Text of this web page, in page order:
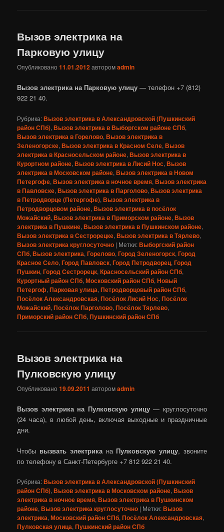
Вызов электрика на
Парковую улицу
Опубликовано11.01.2012авторомadmin
Вызов электрика на Парковую улицу — телефон +7 (812)
922 21 40.
Рубрика:Вызов электрика в Александровской (Пушкинский
район СПб),Вызов электрика в Выборгском районе СПб,
Вызов электрика в Горелово,Вызов электрика в
Зеленогорске,Вызов электрика в Красном Селе,Вызов
электрика в Красносельском районе,Вызов электрика в
Курортном районе,Вызов электрика в Лисий Нос,Вызов
электрика в Московском районе,Вызов электрика в Новом
Петергофе,Вызов электрика в ночное время,Вызов электрика
в Павловске,Вызов электрика в Парголово,Вызов электрика
в Петродворце (Петергофе),Вызов электрика в
Петродворцовом районе,Вызов электрика в посёлок
Можайский,Вызов электрика в Приморском районе,Вызов
электрика в Пушкине,Вызов электрика в Пушкинском районе,
Вызов электрика в Сестрорецке,Вызов электрика в Тярлево,
Вызов электрика круглосуточно | Метки:Выборгский район
СПб,Вызов электрика,Горелово,Город Зеленогорск,Город
Красное Село,Город Павловск,Город Петродворец,Город
Пушкин,Город Сестрорецк,Красносельский район СПб,
Курортный район СПб,Московский район СПб,Новый
Петергоф,Парковая улица,Петродворцовый район СПб,
Посёлок Александровская,Посёлок Лисий Нос,Посёлок
Можайский,Посёлок Парголово,Посёлок Тярлево,
Приморский район СПб,Пушкинский район СПб
Вызов электрика на
Пулковскую улицу
Опубликовано19.09.2011 авторомadmin
Вызов электрика на Пулковскую улицу— круглосуточно
(24 часа), в любой день, включая выходные и праздничные
дни.
Чтобы вызвать электрикана Пулковскую улицу, звоните
по телефону в Санкт-Петербурге +7 812 922 21 40.
Рубрика:Вызов электрика в Александровской (Пушкинский
район СПб),Вызов электрика в Московском районе,Вызов
электрика в ночное время,Вызов электрика в Пушкинском
районе,Вызов электрика круглосуточно | Метки:Вызов
электрика,Московский район СПб,Посёлок Александровская,
Пулковская улица,Пушкинский район СПб